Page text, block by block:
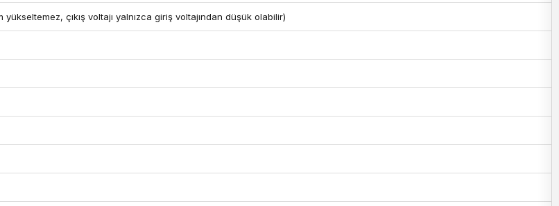
yükseltemez, çıkış voltajı yalnızca giriş voltajından düşük olabilir)